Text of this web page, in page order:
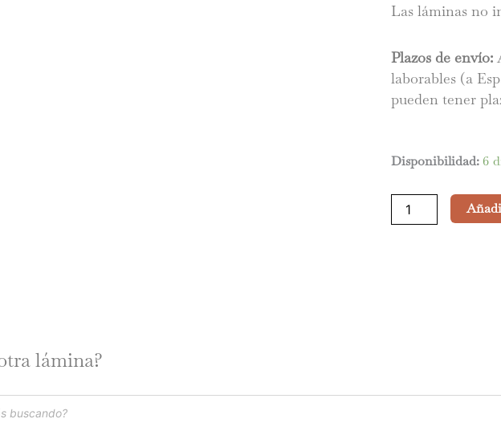
Las láminas no
Plazos de envío:
laborables (a
pueden tener
Disponibilidad: 6
Scarface
lámina?